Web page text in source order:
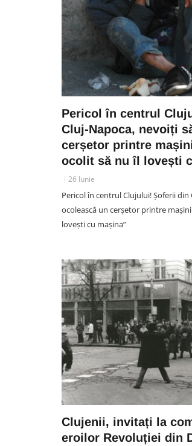
Pericol în centrul
Cluj-Napoca, nevoiți
cerșetor printre
ocolit să nu îl lovești
26 Iunie
Pericol în centrul Clujului! Șoferii
ocolească un cerșetor printre
lovești cu mașina”
Clujenii, invitați la
eroilor Revoluției din